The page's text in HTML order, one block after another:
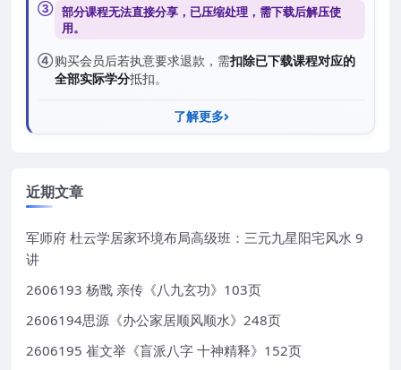
③ 部分课程无法直接分享，已压缩处理，需下载后解压使
用。
④购买会员后若执意要求退款，需扣除已下载课程对应的
全部实际学分抵扣。
了解更多
近期文章
军师府 杜云学居家环境布局高级班：三元九星阳宅风水 9
讲
2606193 杨戬 亲传《八九玄功》103页
2606194思源《办公家居顺风顺水》248页
2606195 崔文举《盲派八字 十神精释》152页